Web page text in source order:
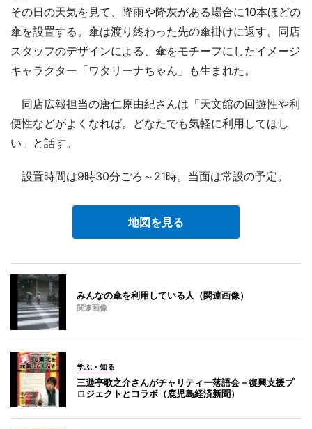
その日の天気を見て、降雨や降灰がある場合に10本ほどの
傘を設置する。傘は渡り終わった先の傘掛けに返す。同店
スタッフのデザインによる、傘をモチーフにしたイメージ
キャラクター「ワタリーナちゃん」も生まれた。
同店広報担当の唐仁原由紀さんは「天文館の回遊性や利
便性などがよくなれば。どなたでも気軽に利用してほし
い」と話す。
設置時間は9時30分ごろ～21時。当面は常設の予定。
地図を見る
みんなの傘を利用している人（関連画像）
関連画像
学ぶ・知る
三遊亭歌之介さんがチャリティー落語会－復興支援プ
ロジェクトとコラボ（鹿児島経済新聞）